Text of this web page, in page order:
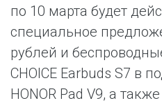
по 10 марта будет
специальное
рублей и
CHOICE Earbuds S7 в
HONOR Pad V9, а